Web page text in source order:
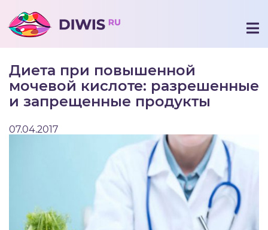
Диета при повышенной
мочевой кислоте: разрешенные
и запрещенные продукты
07.04.2017